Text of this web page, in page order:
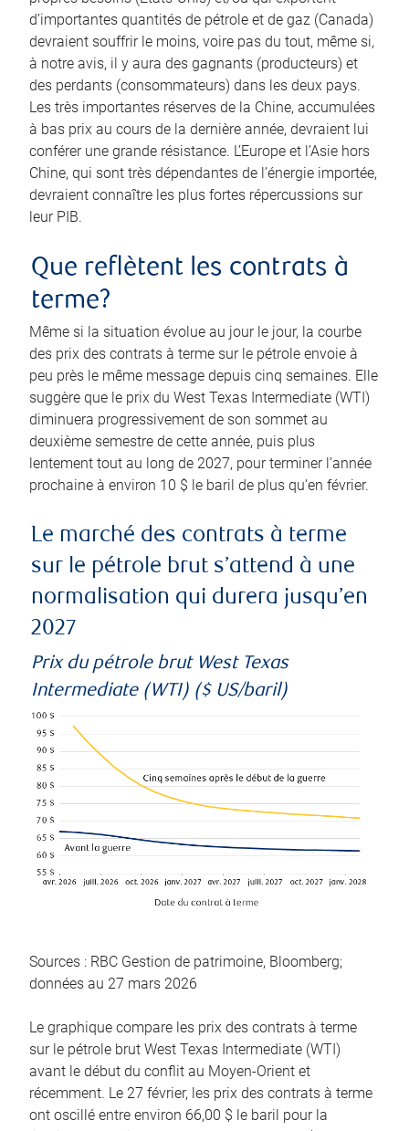
d’importantes quantités de pétrole et de gaz (Canada)
devraient souffrir le moins, voire pas du tout, même si,
à notre avis, il y aura des gagnants (producteurs) et
des perdants (consommateurs) dans les deux pays.
Les très importantes réserves de la Chine, accumulées
à bas prix au cours de la dernière année, devraient lui
conférer une grande résistance. L’Europe et l’Asie hors
Chine, qui sont très dépendantes de l’énergie importée,
devraient connaître les plus fortes répercussions sur
leur PIB.
Que reflètent les contrats à
terme?
Même si la situation évolue au jour le jour, la courbe
des prix des contrats à terme sur le pétrole envoie à
peu près le même message depuis cinq semaines. Elle
suggère que le prix du West Texas Intermediate (WTI)
diminuera progressivement de son sommet au
deuxième semestre de cette année, puis plus
lentement tout au long de 2027, pour terminer l’année
prochaine à environ 10 $ le baril de plus qu’en février.
Le marché des contrats à terme
sur le pétrole brut s’attend à une
normalisation qui durera jusqu’en
2027
Prix du pétrole brut West Texas
Intermediate (WTI) ($ US/baril)
Sources : RBC Gestion de patrimoine, Bloomberg;
données au 27 mars 2026
Le graphique compare les prix des contrats à terme
sur le pétrole brut West Texas Intermediate (WTI)
avant le début du conflit au Moyen-Orient et
récemment. Le 27 février, les prix des contrats à terme
ont oscillé entre environ 66,00 $ le baril pour la